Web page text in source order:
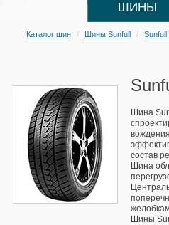
ШИНЫ
Каталог шин Шины Sunfull
Шина
состав
Шина
Шины